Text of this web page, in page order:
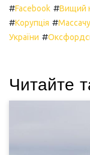
#Facebook #Вищий
#Корупція #
України #
Читайте